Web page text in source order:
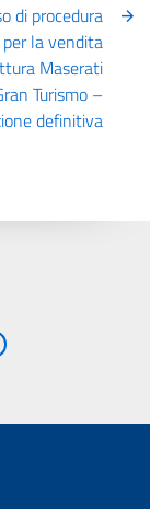
di procedura
la vendita
Maserati
Turismo –
definitiva